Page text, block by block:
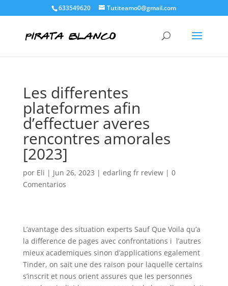
633549620 Tutiteamo0@gmail.com
Les differentes
plateformes afin
d’effectuer averes
rencontres amorales
[2023]
por Eli | Jun 26, 2023 | edarling fr review| 0
Comentarios
L’avantage des situation experts Sauf Que Voila qu’a
la difference de pages avec confrontations i l’autres
mieux academiques sinon d’applications egalement
Tinder, on sait une des raison pour laquelle certains
s’inscrit et nous orient assures que les personnes